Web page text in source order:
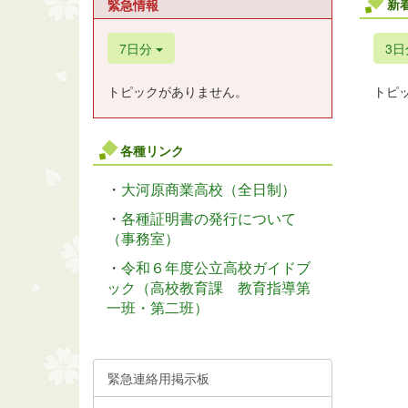
新
3
トピ
緊急情報
7日分
トピックがありません。
各種リンク
・ 大河原商業高校（全日制）
・ 各種証明書の発行について
（事務室）
・ 令和６年度公立高校ガイドブ
ック（高校教育課 教育指導第
一班・第二班）
緊急連絡用掲示板